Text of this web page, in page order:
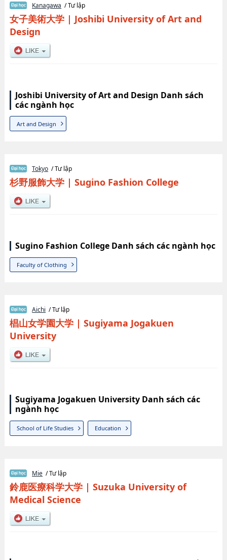
Kanagawa / Tư lập
女子美術大学| Joshibi University of Art and
Design
Joshibi University of Art and Design Danh sách
các ngành học
Art and Design
Tokyo / Tư lập
杉野服飾大学| Sugino Fashion College
Sugino Fashion College Danh sách các ngành học
Faculty of Clothing
Aichi / Tư lập
椙山女学園大学| Sugiyama Jogakuen
University
Sugiyama Jogakuen University Danh sách các
ngành học
School of Life Studies Education
Mie / Tư lập
鈴鹿医療科学大学| Suzuka University of
Medical Science